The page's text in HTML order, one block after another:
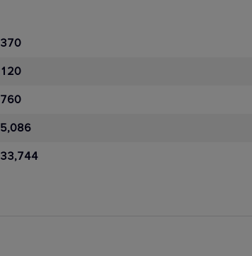
370
120
760
5,086
33,744